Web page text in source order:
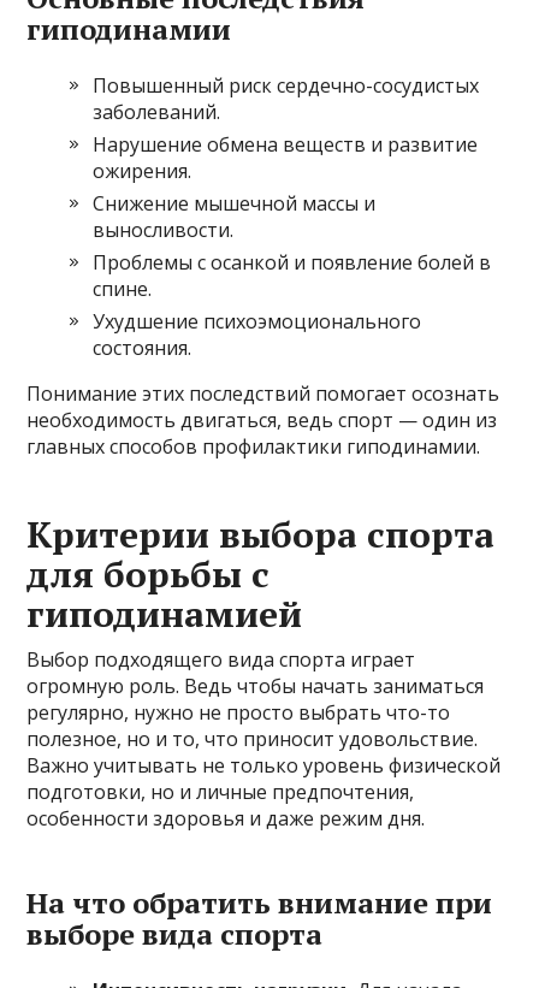
гиподинамии
Повышенный риск сердечно-сосудистых
заболеваний.
Нарушение обмена веществ и развитие
ожирения.
Снижение мышечной массы и
выносливости.
Проблемы с осанкой и появление болей в
спине.
Ухудшение психоэмоционального
состояния.
Понимание этих последствий помогает осознать
необходимость двигаться, ведь спорт — один из
главных способов профилактики гиподинамии.
Критерии выбора спорта
для борьбы с
гиподинамией
Выбор подходящего вида спорта играет
огромную роль. Ведь чтобы начать заниматься
регулярно, нужно не просто выбрать что-то
полезное, но и то, что приносит удовольствие.
Важно учитывать не только уровень физической
подготовки, но и личные предпочтения,
особенности здоровья и даже режим дня.
На что обратить внимание при
выборе вида спорта